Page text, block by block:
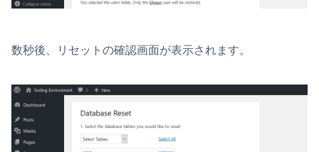
数秒後、リセットの確認画面が表示されます。